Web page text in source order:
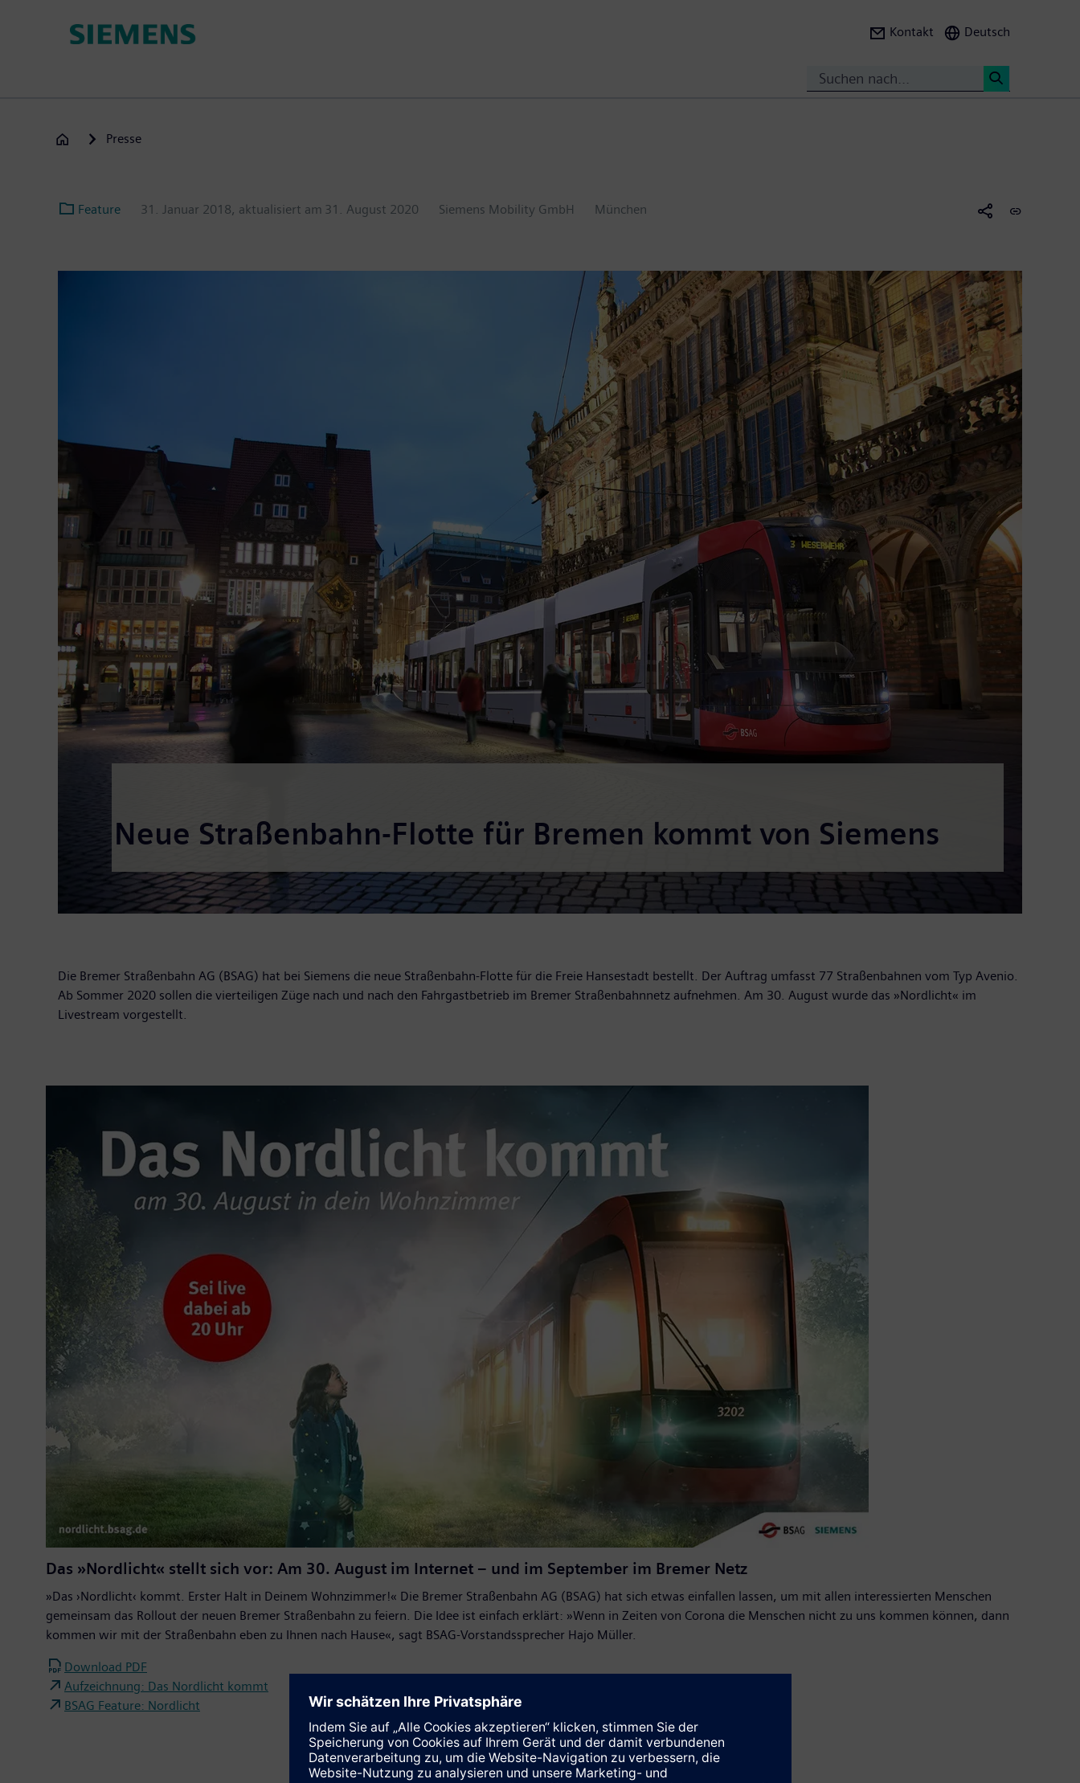
Kontakt Deutsch
Presse
Feature 31. Januar 2018, aktualisiert am 31. August 2020 Siemens Mobility GmbH München
Neue Straßenbahn-Flotte für Bremen kommt von Siemens
Die Bremer Straßenbahn AG (BSAG) hat bei Siemens die neue Straßenbahn-Flotte für die Freie Hansestadt bestellt. Der Auftrag umfasst 77 Straßenbahnen vom Typ Avenio.
Ab Sommer 2020 sollen die vierteiligen Züge nach und nach den Fahrgastbetrieb im Bremer Straßenbahnnetz aufnehmen. Am 30. August wurde das »Nordlicht« im
Livestream vorgestellt.
Das »Nordlicht« stellt sich vor: Am 30. August im Internet – und im September im Bremer Netz
»Das ›Nordlicht‹ kommt. Erster Halt in Deinem Wohnzimmer!« Die Bremer Straßenbahn AG (BSAG) hat sich etwas einfallen lassen, um mit allen interessierten Menschen
gemeinsam das Rollout der neuen Bremer Straßenbahn zu feiern. Die Idee ist einfach erklärt: »Wenn in Zeiten von Corona die Menschen nicht zu uns kommen können, dann
kommen wir mit der Straßenbahn eben zu Ihnen nach Hause«, sagt BSAG-Vorstandssprecher Hajo Müller.
Download PDF
Aufzeichnung: Das Nordlicht kommt
BSAG Feature: Nordlicht